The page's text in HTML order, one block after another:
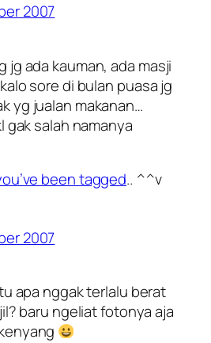
2007
jg ada kauman, ada masji
sore di bulan puasa jg
yg jualan makanan…
gak salah namanya
been tagged.. ^^v
2007
apa nggak terlalu berat
baru ngeliat fotonya aja